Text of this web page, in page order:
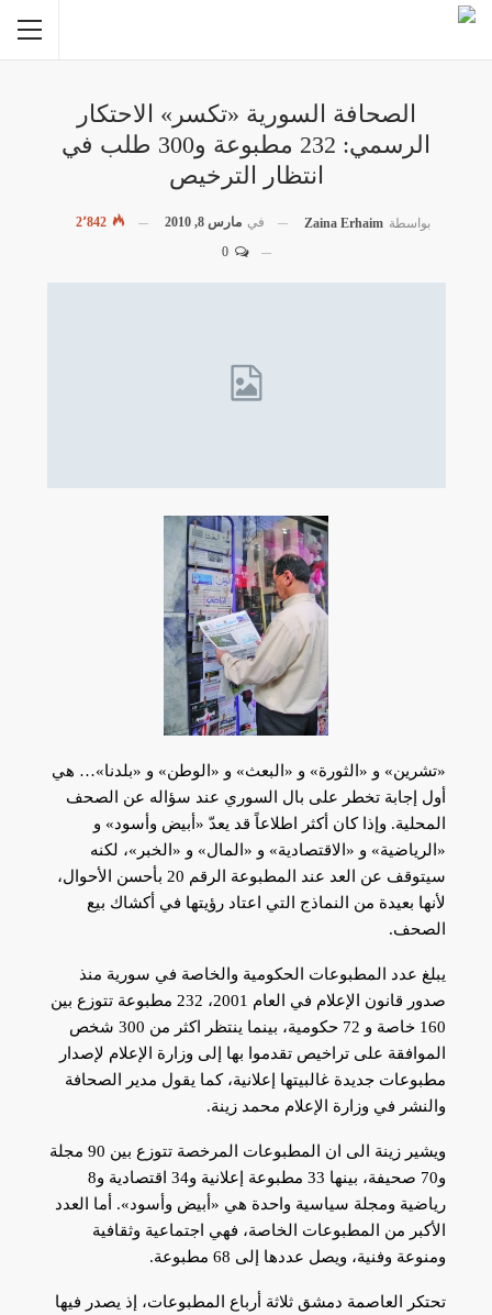
الصحافة السورية «تكسر» الاحتكار
الرسمي: 232 مطبوعة و300 طلب في
انتظار الترخيص
بواسطة Zaina Erhaim في مارس 8, 2010
2٬842
0
«تشرين» و «الثورة» و «البعث» و «الوطن» و «بلدنا»… هي
أول إجابة تخطر على بال السوري عند سؤاله عن الصحف
المحلية. وإذا كان أكثر اطلاعاً قد يعدّ «أبيض وأسود» و
«الرياضية» و «الاقتصادية» و «المال» و «الخبر»، لكنه
سيتوقف عن العد عند المطبوعة الرقم 20 بأحسن الأحوال،
لأنها بعيدة من النماذج التي اعتاد رؤيتها في أكشاك بيع
الصحف.
يبلغ عدد المطبوعات الحكومية والخاصة في سورية منذ
صدور قانون الإعلام في العام 2001، 232 مطبوعة تتوزع بين
160 خاصة و 72 حكومية، بينما ينتظر اكثر من 300 شخص
الموافقة على تراخيص تقدموا بها إلى وزارة الإعلام لإصدار
مطبوعات جديدة غالبيتها إعلانية، كما يقول مدير الصحافة
والنشر في وزارة الإعلام محمد زينة.
ويشير زينة الى ان المطبوعات المرخصة تتوزع بين 90 مجلة
و70 صحيفة، بينها 33 مطبوعة إعلانية و34 اقتصادية و8
رياضية ومجلة سياسية واحدة هي «أبيض وأسود». أما العدد
الأكبر من المطبوعات الخاصة، فهي اجتماعية وثقافية
ومنوعة وفنية، ويصل عددها إلى 68 مطبوعة.
تحتكر العاصمة دمشق ثلاثة أرباع المطبوعات، إذ يصدر فيها